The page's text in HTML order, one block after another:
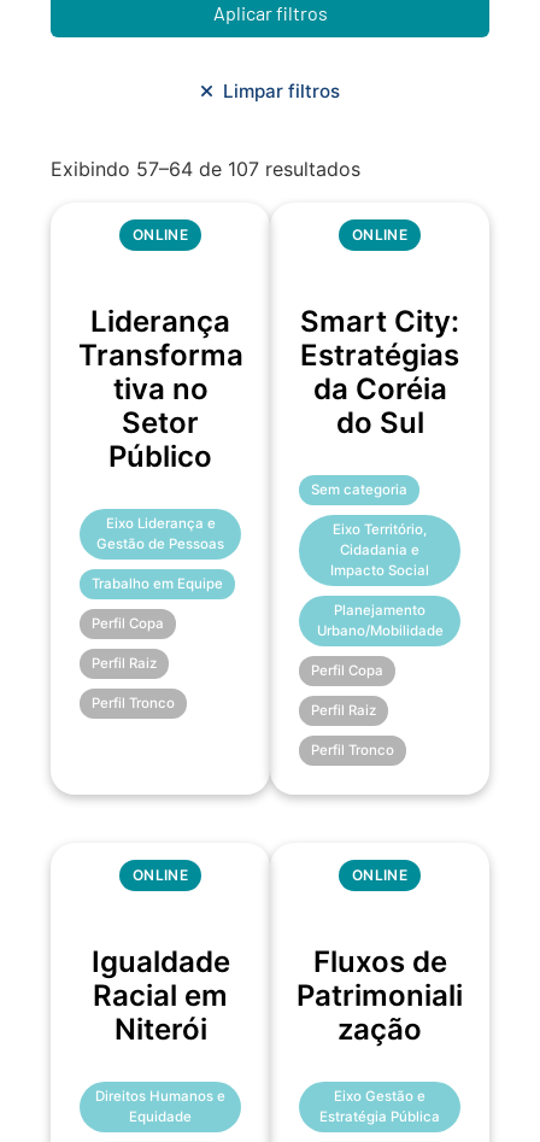
Metodologias Ágeis
Orçamento e Finanças
Planejamento Urbano/Mobilidade
Aplicar filtros
Limpar filtros
Exibindo 57–64 de 107 resultados
ONLINE
Liderança
Transforma
tiva no
Setor
Público
Eixo Liderança e
Gestão de Pessoas
Trabalho em Equipe
Perfil Copa
Perfil Raiz
Perfil Tronco
ONLINE
Smart City:
Estratégias
da Coréia
do Sul
Sem categoria
Eixo Território,
Cidadania e
Impacto Social
Planejamento
Urbano/Mobilidade
Perfil Copa
Perfil Raiz
Perfil Tronco
ONLINE
Igualdade
Racial em
Niterói
Direitos Humanos e
Equidade
ONLINE
Fluxos de
Patrimoniali
zação
Eixo Gestão e
Estratégia Pública